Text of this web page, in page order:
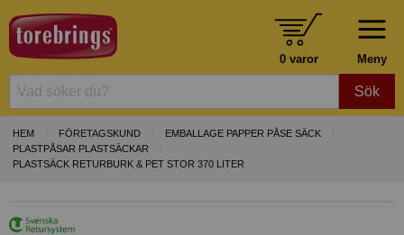
Meny
0 varor
Sök
HEM FÖRETAGSKUND
EMBALLAGE PAPPER PÅSE SÄCK
PLASTPÅSAR PLASTSÄCKAR
PLASTSÄCK RETURBURK & PET STOR 370 LITER